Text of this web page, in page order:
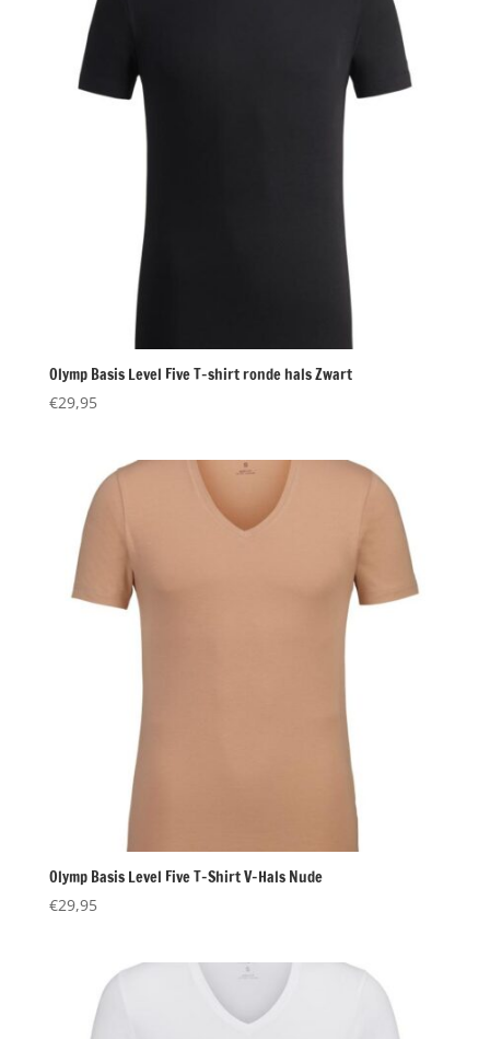
Olymp Basis Level Five T-shirt ronde hals Zwart
€29,95
Olymp Basis Level Five T-Shirt V-Hals Nude
€29,95